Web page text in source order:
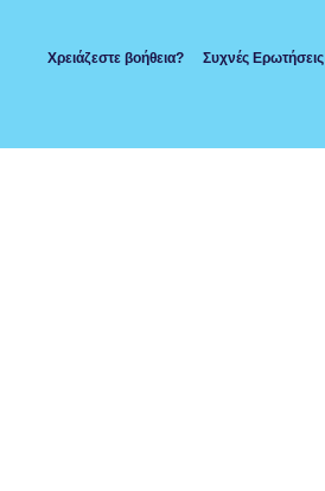
Χρειάζεστε βοήθεια? Συχνές Ερωτήσεις